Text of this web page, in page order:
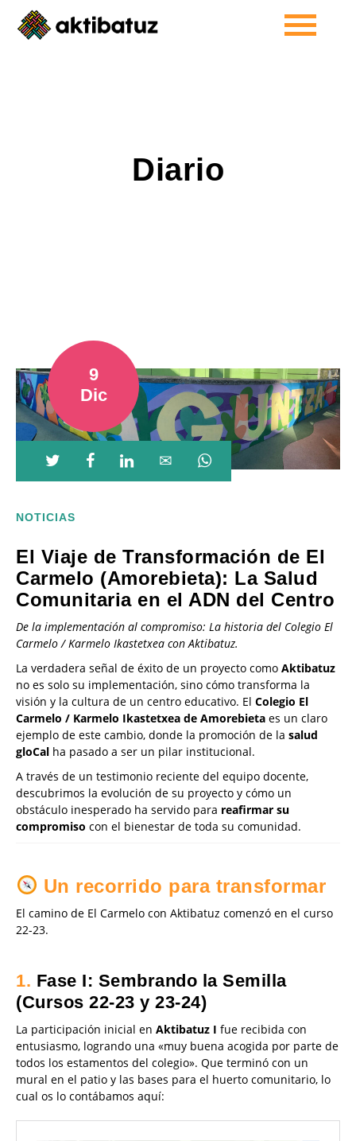
Diario
9
Dic
NOTICIAS
El Viaje de Transformación de El
Carmelo (Amorebieta): La Salud
Comunitaria en el ADN del Centro
De la implementación al compromiso: La historia del Colegio El
Carmelo / Karmelo Ikastetxea con Aktibatuz.
La verdadera señal de éxito de un proyecto como Aktibatuz
no es solo su implementación, sino cómo transforma la
visión y la cultura de un centro educativo. El Colegio El
Carmelo / Karmelo Ikastetxea de Amorebieta es un claro
ejemplo de este cambio, donde la promoción de la salud
gloCal ha pasado a ser un pilar institucional.
A través de un testimonio reciente del equipo docente,
descubrimos la evolución de su proyecto y cómo un
obstáculo inesperado ha servido para reafirmar su
compromiso con el bienestar de toda su comunidad.
Un recorrido para transformar
El camino de El Carmelo con Aktibatuz comenzó en el curso
22-23.
1. Fase I: Sembrando la Semilla
(Cursos 22-23 y 23-24)
La participación inicial en Aktibatuz I fue recibida con
entusiasmo, logrando una «muy buena acogida por parte de
todos los estamentos del colegio». Que terminó con un
mural en el patio y las bases para el huerto comunitario, lo
cual os lo contábamos aquí: